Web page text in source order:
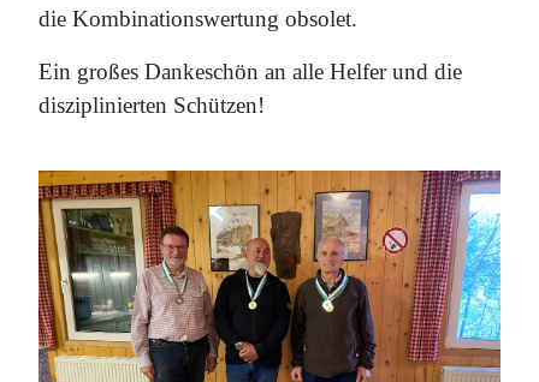
die Kombinationswertung obsolet.
Ein großes Dankeschön an alle Helfer und die
disziplinierten Schützen!